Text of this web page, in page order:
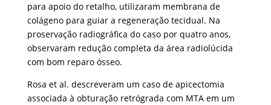
para apoio do retalho, utilizaram membrana de
colágeno para guiar a regeneração tecidual. Na
proservação radiográfica do caso por quatro anos,
observaram redução completa da área radiolúcida
com bom reparo ósseo.
Rosa et al. descreveram um caso de apicectomia
associada à obturação retrógrada com MTA em um